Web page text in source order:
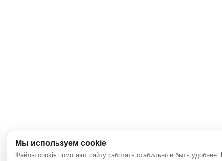
Мы используем cookie
Файлы cookie помогают сайту работать стабильно и быть